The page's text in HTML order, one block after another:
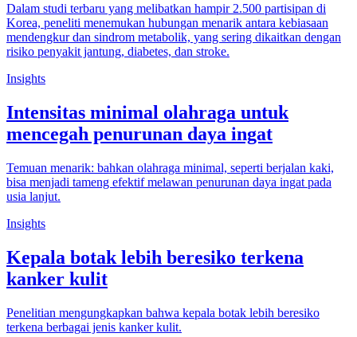
Dalam studi terbaru yang melibatkan hampir 2.500 partisipan di
Korea, peneliti menemukan hubungan menarik antara kebiasaan
mendengkur dan sindrom metabolik, yang sering dikaitkan dengan
risiko penyakit jantung, diabetes, dan stroke.
Insights
Intensitas minimal olahraga untuk
mencegah penurunan daya ingat
Temuan menarik: bahkan olahraga minimal, seperti berjalan kaki,
bisa menjadi tameng efektif melawan penurunan daya ingat pada
usia lanjut.
Insights
Kepala botak lebih beresiko terkena
kanker kulit
Penelitian mengungkapkan bahwa kepala botak lebih beresiko
terkena berbagai jenis kanker kulit.